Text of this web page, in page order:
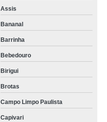
Assis
Bananal
Barrinha
Bebedouro
Birigui
Brotas
Campo Limpo Paulista
Capivari